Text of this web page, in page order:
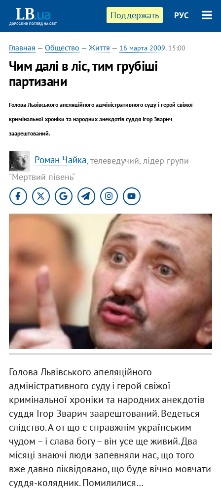
Поддержать РУС
Главная — Общество — Життя — 16 марта 2009, 15:00
Чим далі в ліс, тим грубіші
партизани
Голова Львівського апеляційного адміністративного суду і герой свіжої
кримінальної хроніки та народних анекдотів суддя Ігор Зварич
заарештований.
Роман Чайка, телеведучий, лідер групи
"Мертвий півень"
Голова Львівського апеляційного
адміністративного суду і герой свіжої
кримінальної хроніки та народних анекдотів
суддя Ігор Зварич заарештований. Ведеться
слідство. А от що є справжнім українським
чудом – і слава богу – він усе ще живий. Два
місяці знаючі люди запевняли нас, що того
вже давно ліквідовано, що буде вічно мовчати
суддя-колядник. Помилилися…